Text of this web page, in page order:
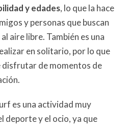
y edades, lo que la hace
y personas que buscan
aire libre. También es una
en solitario, por lo que
de momentos de
es una actividad muy
deporte y el ocio, ya que